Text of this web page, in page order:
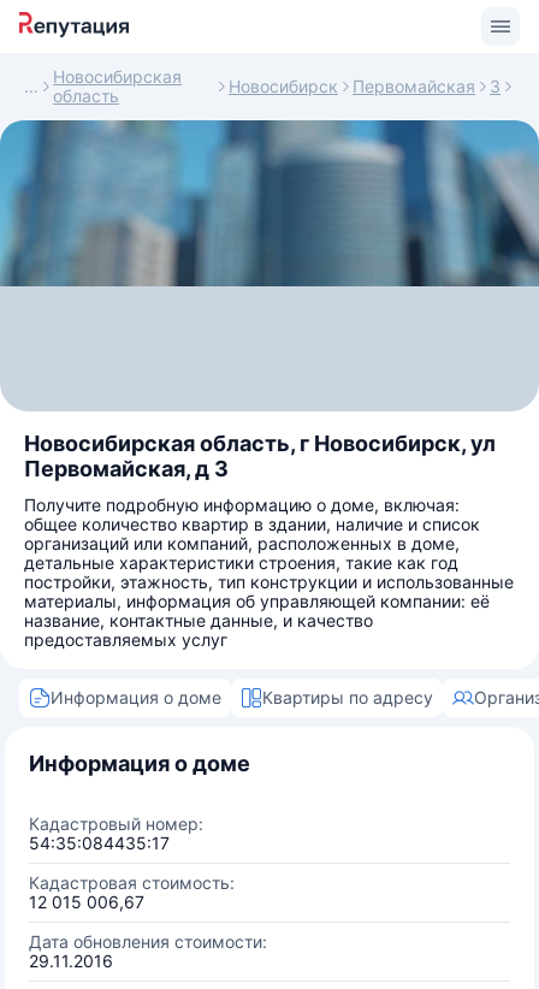
Новосибирская
область
Новосибирск Первомайская 3
Новосибирская область, г Новосибирск, ул
Первомайская, д 3
Получите подробную информацию о доме, включая:
общее количество квартир в здании, наличие и список
организаций или компаний, расположенных в доме,
детальные характеристики строения, такие как год
постройки, этажность, тип конструкции и использованные
материалы, информация об управляющей компании: её
название, контактные данные, и качество
предоставляемых услуг
Информация о доме Квартиры по адресу
Информация о доме
Кадастровый номер:
54:35:084435:17
Кадастровая стоимость:
12 015 006,67
Дата обновления стоимости:
29.11.2016